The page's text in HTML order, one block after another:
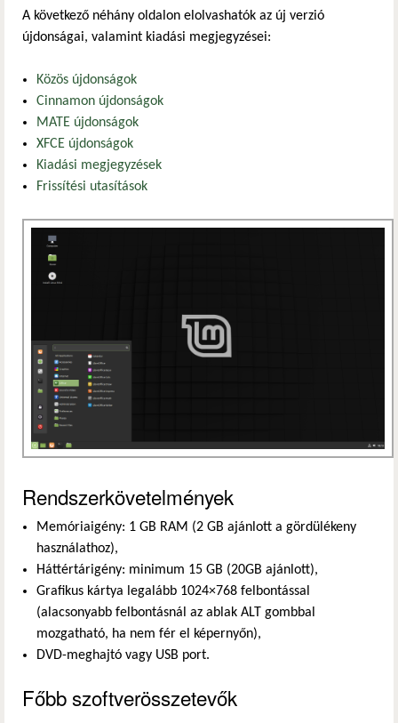
A következő néhány oldalon elolvashatók az új verzió
újdonságai, valamint kiadási megjegyzései:
Közös újdonságok
Cinnamon újdonságok
MATE újdonságok
XFCE újdonságok
Kiadási megjegyzések
Frissítési utasítások
Rendszerkövetelmények
Memóriaigény: 1 GB RAM (2 GB ajánlott a gördülékeny
használathoz),
Háttértárigény: minimum 15 GB (20GB ajánlott),
Grafikus kártya legalább 1024×768 felbontással
(alacsonyabb felbontásnál az ablak ALT gombbal
mozgatható, ha nem fér el képernyőn),
DVD-meghajtó vagy USB port.
Főbb szoftverösszetevők